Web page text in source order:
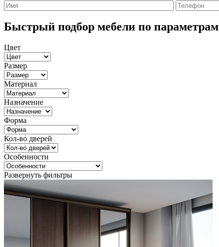
Быстрый подбор мебели по параметрам
Цвет
Размер
Материал
Назначение
Форма
Кол-во дверей
Особенности
Развернуть фильтры